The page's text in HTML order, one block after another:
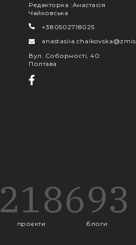
Редакторка :Анастасія
Чайковська
+380502718025
Вул. Соборності, 40:
Полтава
218
проєкти
693
блоги